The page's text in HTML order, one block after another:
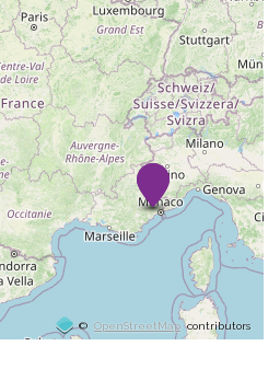
© OpenStreetMap contributors